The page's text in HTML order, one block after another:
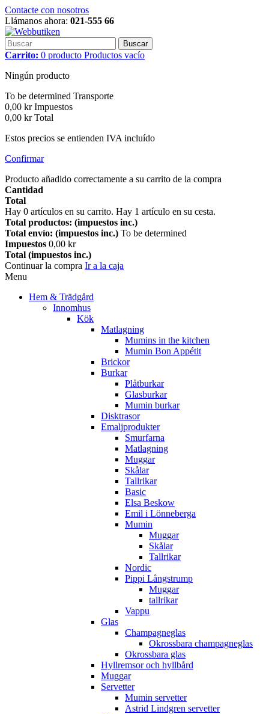
Contacte con nosotros
Llámanos ahora: 021-555 66
Buscar
Carrito: 0 producto Productos vacío
Ningún producto
To be determined Transporte
0,00 kr Impuestos
0,00 kr Total
Estos precios se entienden IVA incluído
Confirmar
Producto añadido correctamente a su carrito de la compra
Cantidad
Total
Hay 0 artículos en su carrito. Hay 1 artículo en su cesta.
Total productos: (impuestos inc.)
Total envío: (impuestos inc.) To be determined
Impuestos 0,00 kr
Total (impuestos inc.)
Continuar la compra Ir a la caja
Menu
Hem & Trädgård
Innomhus
Kök
Matlagning
Mumins in the kitchen
Mumin Bon Appétit
Brickor
Burkar
Plåtburkar
Glasburkar
Mumin burkar
Disktrasor
Emaljprodukter
Smurfarna
Matlagning
Muggar
Skålar
Tallrikar
Basic
Elsa Beskow
Emil i Lönneberga
Mumin
Muggar
Skålar
Tallrikar
Nordic
Pippi Långstrump
Muggar
tallrikar
Vappu
Glas
Champagneglas
Okrossbara champagneglas
Okrossbara glas
Hyllremsor och hyllbård
Muggar
Servetter
Mumin servetter
Astrid Lindgren servetter